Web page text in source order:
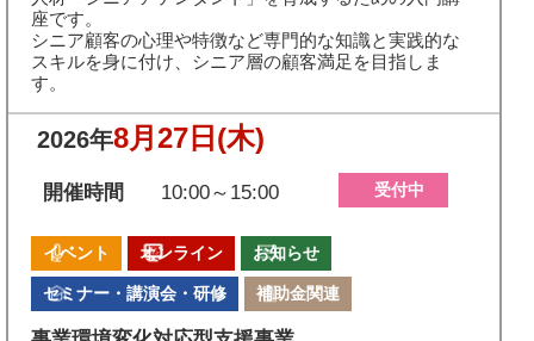
座です。
シニア顧客の心理や特徴など専門的な知識と実践的な
スキルを身に付け、シニア層の顧客満足を目指しま
す。
2026年8月27日 (木)
開催時間 10:00～15:00 受付中
イベント オンライン お知らせ
セミナー・講演会・研修 補助金関連